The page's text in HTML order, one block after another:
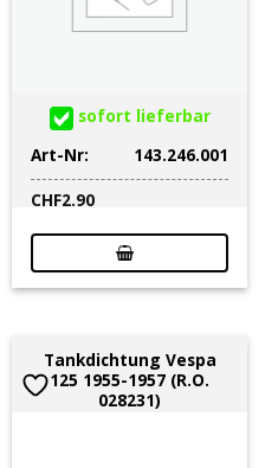
sofort lieferbar
Art-Nr:
143.246.001
CHF2.90
Tankdichtung Vespa
125 1955-1957 (R.O.
028231)